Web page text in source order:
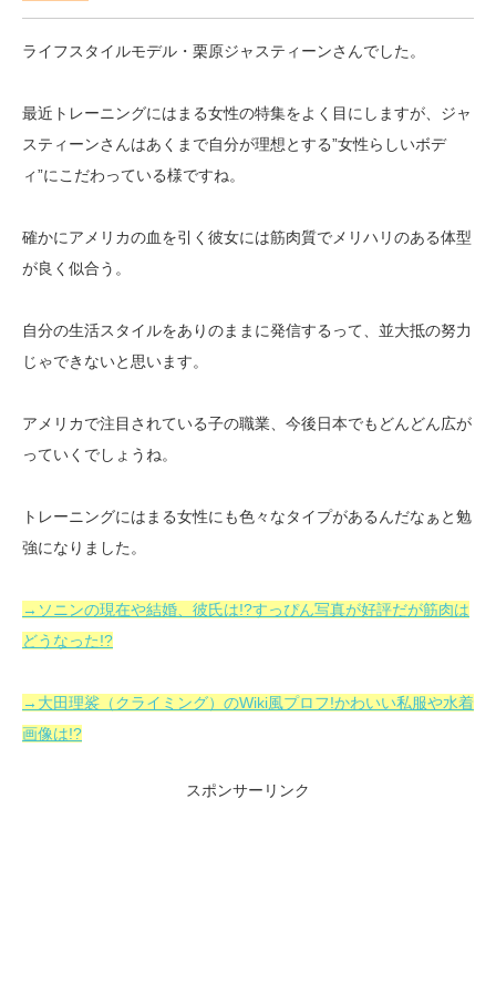
ライフスタイルモデル・栗原ジャスティーンさんでした。
最近トレーニングにはまる女性の特集をよく目にしますが、ジャ
スティーンさんはあくまで自分が理想とする”女性らしいボデ
ィ”にこだわっている様ですね。
確かにアメリカの血を引く彼女には筋肉質でメリハリのある体型
が良く似合う。
自分の生活スタイルをありのままに発信するって、並大抵の努力
じゃできないと思います。
アメリカで注目されている子の職業、今後日本でもどんどん広が
っていくでしょうね。
トレーニングにはまる女性にも色々なタイプがあるんだなぁと勉
強になりました。
→ソニンの現在や結婚、彼氏は!?すっぴん写真が好評だが筋肉は
どうなった!?
→大田理裟（クライミング）のWiki風プロフ!かわいい私服や水着
画像は!?
スポンサーリンク